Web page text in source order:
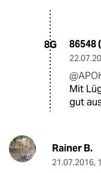
8G 86548
Mit
gut
Rainer B.
21.07.2016,